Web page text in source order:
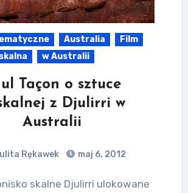
Australia
Film
w Australii
Taçon o sztuce
z Djulirri w
Australii
Rękawek maj 6, 2012
skalne Djulirri ulokowane